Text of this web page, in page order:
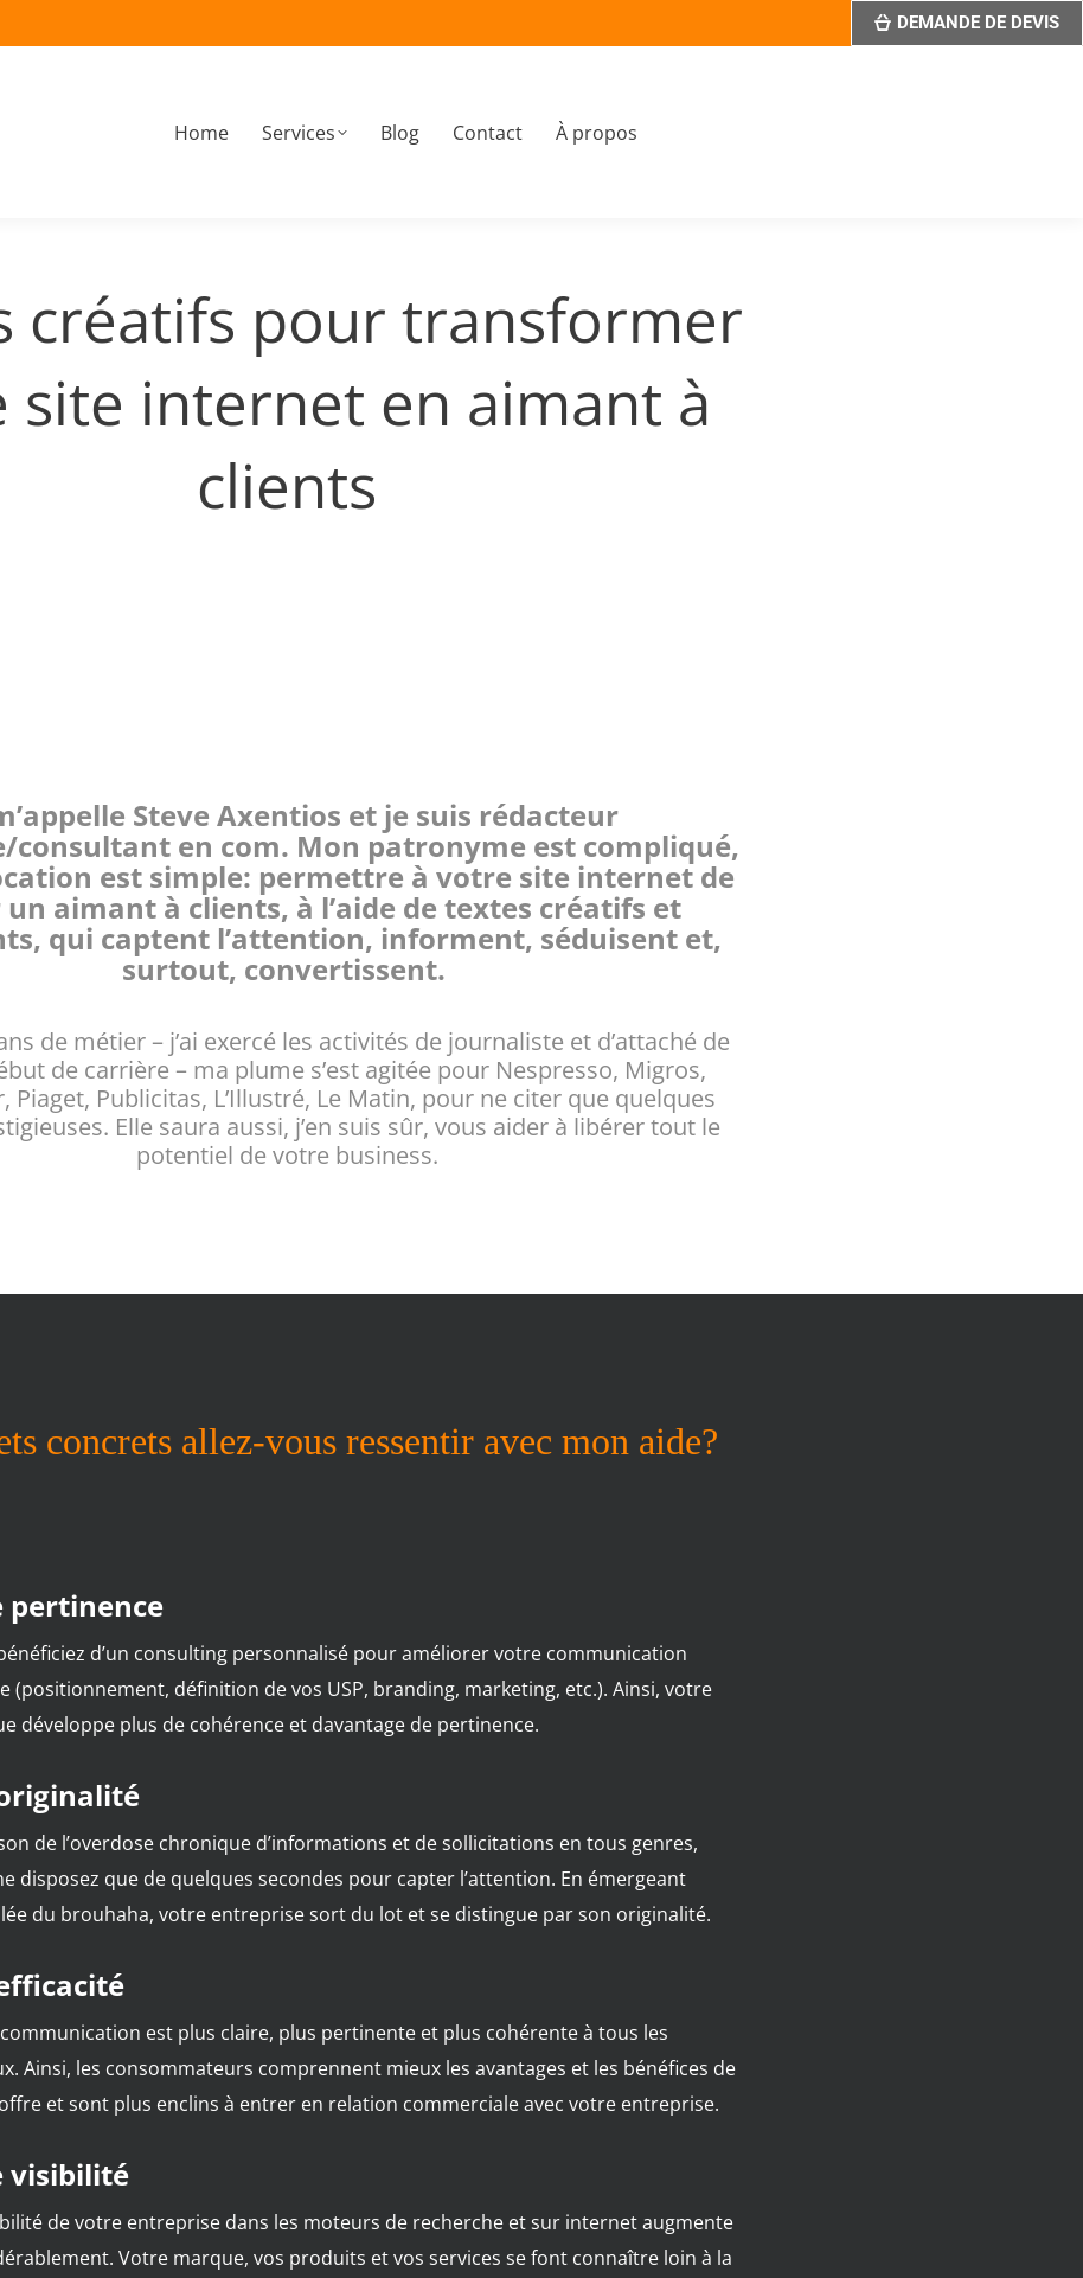
DEMANDE DE DEVIS
Home Services Blog Contact À propos
créatifs pour transformer
site internet en aimant à
clients
Steve Axentios et je suis rédacteur
consultant en com. Mon patronyme est compliqué,
est simple: permettre à votre site internet de
aimant à clients, à l’aide de textes créatifs et
qui captent l’attention, informent, séduisent et,
surtout, convertissent.
de métier – j’ai exercé les activités de journaliste et d’attaché de
de carrière – ma plume s’est agitée pour Nespresso, Migros,
Piaget, Publicitas, L’Illustré, Le Matin, pour ne citer que quelques
Elle saura aussi, j’en suis sûr, vous aider à libérer tout le
potentiel de votre business.
concrets allez-vous ressentir avec mon aide?
pertinence
d’un consulting personnalisé pour améliorer votre communication
(positionnement, définition de vos USP, branding, marketing, etc.). Ainsi, votre
développe plus de cohérence et davantage de pertinence.
de l’overdose chronique d’informations et de sollicitations en tous genres,
disposez que de quelques secondes pour capter l’attention. En émergeant
du brouhaha, votre entreprise sort du lot et se distingue par son originalité.
est plus claire, plus pertinente et plus cohérente à tous les
Ainsi, les consommateurs comprennent mieux les avantages et les bénéfices de
et sont plus enclins à entrer en relation commerciale avec votre entreprise.
visibilité
de votre entreprise dans les moteurs de recherche et sur internet augmente
Votre marque, vos produits et vos services se font connaître loin à la
Home Services Blog Contact À propos